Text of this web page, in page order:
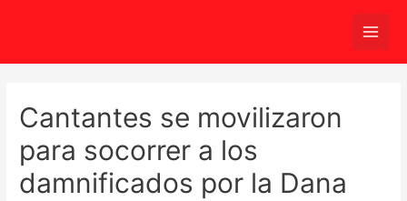
Main
Cantantes se movilizaron
para socorrer a los
damnificados por la Dana